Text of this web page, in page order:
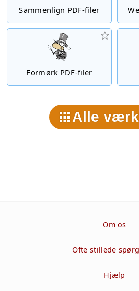
Sammenlign PDF-filer
Formørk PDF-filer
Alle
Om os
Ofte stillede
Hjælp